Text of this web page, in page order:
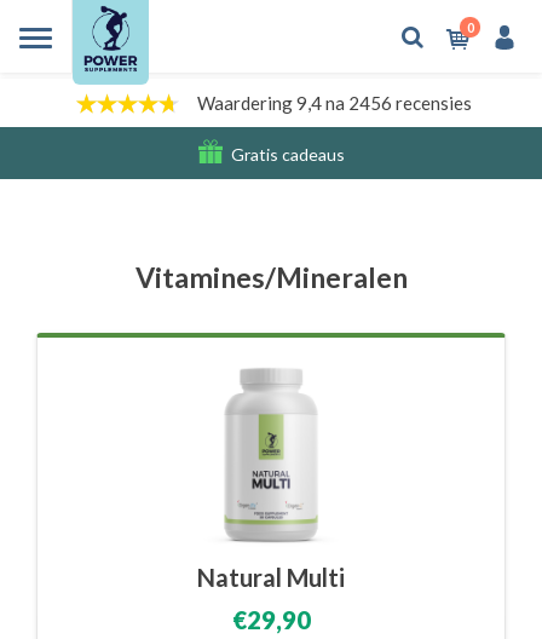
0
Waardering 9,4 na 2456 recensies
Gratis cadeaus
Vitamines/Mineralen
Natural Multi
€29,90